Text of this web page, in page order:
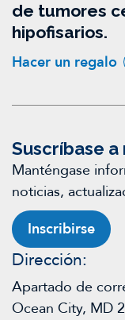
de tumores
hipofisarios.
Hacer un regalo
Suscríbase
Manténgase
noticias,
Inscribirse
Dirección:
Apartado de
Ocean City, MD